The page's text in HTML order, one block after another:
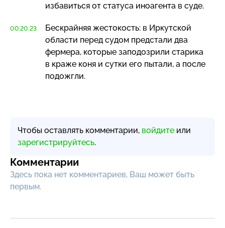
избавиться от статуса иноагента в суде.
00:20:23
Бескрайняя жестокость: в Иркутской
области перед судом предстали два
фермера, которые заподозрили старика
в краже коня и сутки его пытали, а после
подожгли.
Чтобы оставлять комментарии, войдите или
зарегистрируйтесь.
Комментарии
Здесь пока нет комментариев, Ваш может быть
первым.